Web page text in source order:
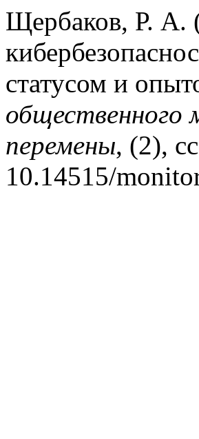
Щербаков, Р. А.
статусом и
общественного
перемены, (2),
10.14515/